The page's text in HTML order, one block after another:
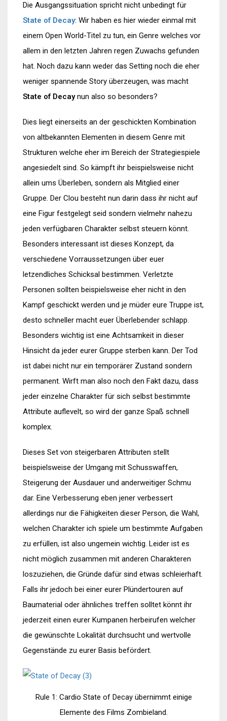
Die Ausgangssituation spricht nicht unbedingt für
State of Decay: Wir haben es hier wieder einmal mit
einem Open World-Titel zu tun, ein Genre welches vor
allem in den letzten Jahren regen Zuwachs gefunden
hat. Noch dazu kann weder das Setting noch die eher
weniger spannende Story überzeugen, was macht
State of Decaynun also so besonders?
Dies liegt einerseits an der geschickten Kombination
von altbekannten Elementen in diesem Genre mit
Strukturen welche eher im Bereich der Strategiespiele
angesiedelt sind. So kämpft ihr beispielsweise nicht
allein ums Überleben, sondern als Mitglied einer
Gruppe. Der Clou besteht nun darin dass ihr nicht auf
eine Figur festgelegt seid sondern vielmehr nahezu
jeden verfügbaren Charakter selbst steuern könnt.
Besonders interessant ist dieses Konzept, da
verschiedene Vorraussetzungen über euer
letzendliches Schicksal bestimmen. Verletzte
Personen sollten beispielsweise eher nicht in den
Kampf geschickt werden und je müder eure Truppe ist,
desto schneller macht euer Überlebender schlapp.
Besonders wichtig ist eine Achtsamkeit in dieser
Hinsicht da jeder eurer Gruppe sterben kann. Der Tod
ist dabei nicht nur ein temporärer Zustand sondern
permanent. Wirft man also noch den Fakt dazu, dass
jeder einzelne Charakter für sich selbst bestimmte
Attribute auflevelt, so wird der ganze Spaß schnell
komplex.
Dieses Set von steigerbaren Attributen stellt
beispielsweise der Umgang mit Schusswaffen,
Steigerung der Ausdauer und anderweitiger Schmu
dar. Eine Verbesserung eben jener verbessert
allerdings nur die Fähigkeiten dieser Person, die Wahl,
welchen Charakter ich spiele um bestimmte Aufgaben
zu erfüllen, ist also ungemein wichtig. Leider ist es
nicht möglich zusammen mit anderen Charakteren
loszuziehen, die Gründe dafür sind etwas schleierhaft.
Falls ihr jedoch bei einer eurer Plündertouren auf
Baumaterial oder ähnliches treffen solltet könnt ihr
jederzeit einen eurer Kumpanen herbeirufen welcher
die gewünschte Lokalität durchsucht und wertvolle
Gegenstände zu eurer Basis befördert.
Rule 1: Cardio State of Decay übernimmt einige
Elemente des Films Zombieland.